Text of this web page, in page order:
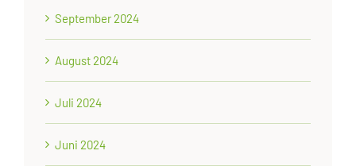
September 2024
August 2024
Juli 2024
Juni 2024